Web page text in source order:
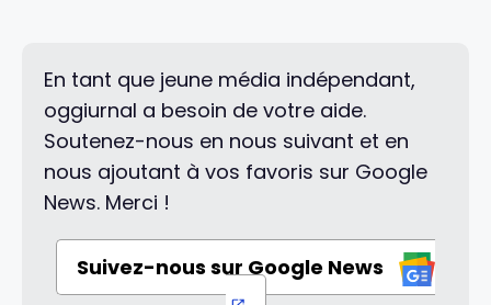
En tant que jeune média indépendant,
oggiurnal a besoin de votre aide.
Soutenez-nous en nous suivant et en
nous ajoutant à vos favoris sur Google
News. Merci !
Suivez-nous sur Google News